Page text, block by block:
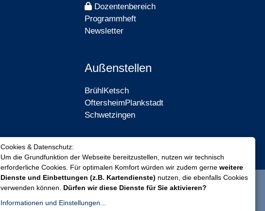
Dozentenbereich
Programmheft
Newsletter
Außenstellen
BrühlKetsch
OftersheimPlankstadt
Schwetzingen
Cookies & Datenschutz:
Um die Grundfunktion der Webseite bereitzustellen, nutzen wir technisch
erforderliche Cookies. Für optimalen Komfort würden wir zudem gerneweitere
Dienste und Einbettungen (z.B. Kartendienste) nutzen, die ebenfalls Cookies
verwenden können. Dürfen wir diese Dienste für Sie aktivieren?
Informationen und Einstellungen...